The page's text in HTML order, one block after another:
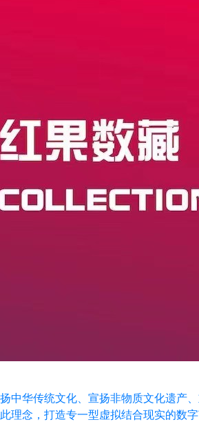
中华传统文化、宣扬非物质文化遗产
理念，打造专一型虚拟结合现实的数